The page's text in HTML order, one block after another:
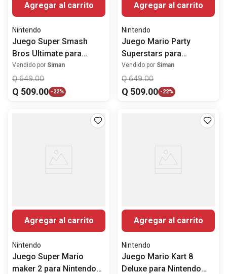
Agregar al carrito
Nintendo
Juego Super Smash
Bros Ultimate para
Nintendo Switch
Vendido por Siman
Q 649.00
Q 509.00 -22%
Agregar al carrito
Nintendo
Juego Mario Party
Superstars para
Nintendo Switch
Vendido por Siman
Q 649.00
Q 509.00 -22%
Agregar al carrito
Nintendo
Juego Super Mario
maker 2 para Nintendo
Agregar al carrito
Nintendo
Juego Mario Kart 8
Deluxe para Nintendo